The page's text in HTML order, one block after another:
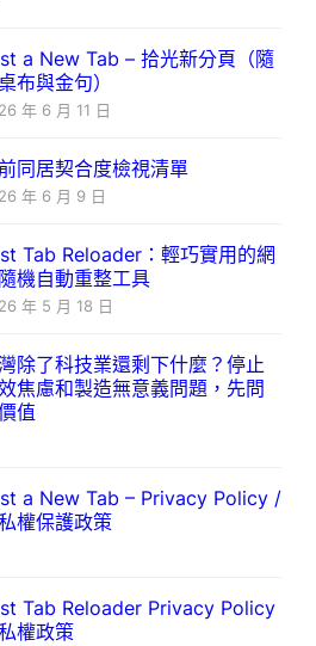
a New Tab – 拾光新分頁（隨
布與金句）
年 6 月 11 日
同居契合度檢視清單
年 6 月 9 日
Tab Reloader：輕巧實用的網
機自動重整工具
年 5 月 18 日
除了科技業還剩下什麼？停止
焦慮和製造無意義問題，先問
值
a New Tab – Privacy Policy /
權保護政策
Tab Reloader Privacy Policy
權政策